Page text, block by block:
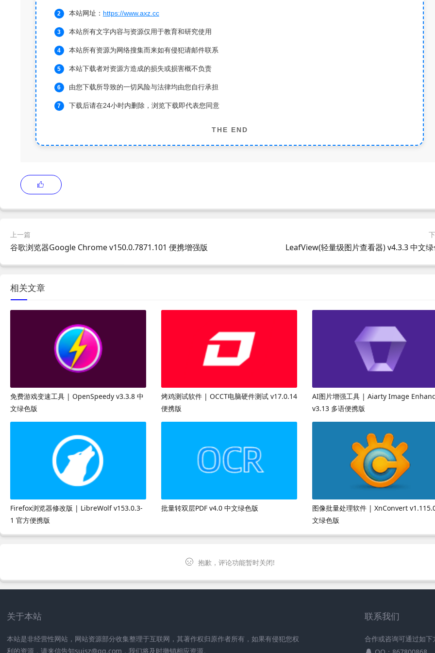
本站网址： https://www.axz.cc
本站所有文字内容与资源仅用于教育和研究使用
本站所有资源为网络搜集而来如有侵犯请邮件联系
本站下载者对资源方造成的损失或损害概不负责
由您下载所导致的一切风险与法律均由您自行承担
下载后请在24小时内删除，浏览下载即代表您同意
THE END
上一篇
谷歌浏览器Google Chrome v150.0.7871.101 便携增强版 LeafView(轻量级图片查看器) v4.3.3 中文绿
相关文章
免费游戏变速工具 | OpenSpeedy v3.3.8 中
文绿色版
烤鸡测试软件 | OCCT电脑硬件测试 v17.0.14
便携版
AI图片增强工具 | Aiarty Image
v3.13 多语便携版
Firefox浏览器修改版 | LibreWolf v153.0.3-
1 官方便携版
批量转双层PDF v4.0 中文绿色版
图像批量处理软件 | XnConvert
文绿色版
抱歉，评论功能暂时关闭!
关于本站
本站是非经营性网站，网站资源部分收集整理于互联网，其著作权归原作者所有，如果有侵犯您权
利的资源，请来信告知suisz@qq.com，我们将及时撤销相应资源。
联系我们
合作或咨询可通过如下